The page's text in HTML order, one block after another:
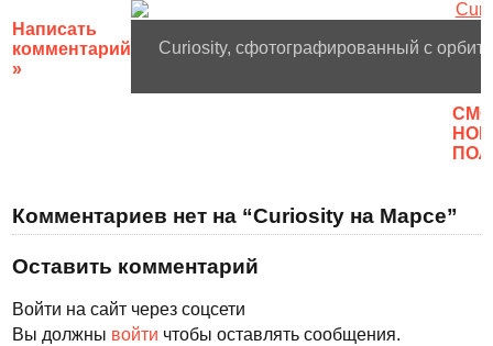
Написать
комментарий
»
Curiosity, сфотографированный с
Комментариев нет на “Curiosity на Марсе”
Оставить комментарий
Войти на сайт через соцсети
Вы должны войти чтобы оставлять сообщения.